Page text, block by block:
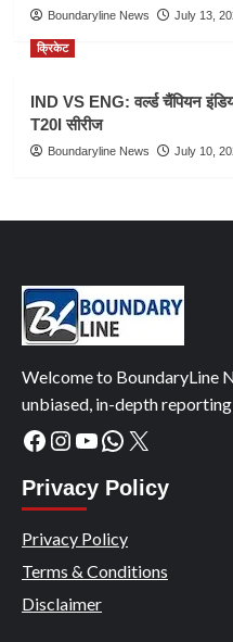
Boundaryline News July 13,
क्रिकेट
IND VS ENG: वर्ल्ड चैंपियन
T20I सीरीज
Boundaryline News July 10,
Welcome to BoundaryLine
unbiased, in-depth
Facebook
Instagram
YouTube
WhatsApp
X
Privacy Policy
Privacy Policy
Terms & Conditions
Disclaimer